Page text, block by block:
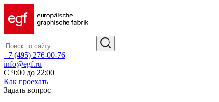
+7 (495) 276-00-76
info@egf.ru
С 9:00 до 22:00
Как проехать
Задать вопрос